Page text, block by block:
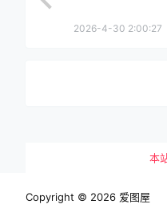
2026-4-30 2:00:27
本
Copyright © 2026 爱图屋